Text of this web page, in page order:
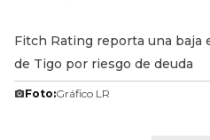
Fitch Rating reporta una baja
de Tigo por riesgo de deuda
Foto:Gráfico LR